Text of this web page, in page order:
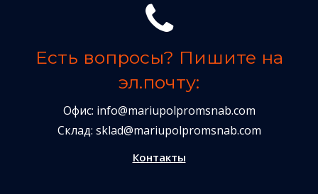
Есть вопросы? Пишите на
эл.почту:
Офис: info@mariupolpromsnab.com
Склад: sklad@mariupolpromsnab.com
Контакты